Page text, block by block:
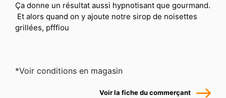
Ça donne un résultat aussi hypnotisant que gourmand.
grillées, pfffiou
*Voir conditions en magasin
Voir la fiche du commerçant